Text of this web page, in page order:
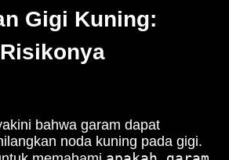
Gigi Kuning:
bahwa garam dapat
noda kuning pada gigi.